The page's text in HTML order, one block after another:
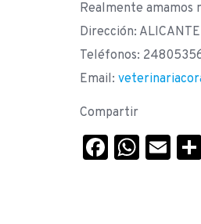
Realmente amamos
Dirección:
Teléfonos:
Email:
Compartir